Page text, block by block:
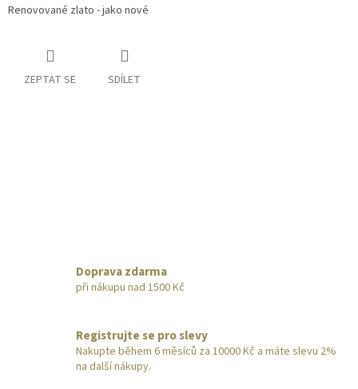
Renovované zlato - jako nové
ZEPTAT SE SDÍLET
Doprava zdarma
při nákupu nad 1500 Kč
Registrujte se pro slevy
Nakupte během 6 měsíců za 10000 Kč a máte slevu 2%
na další nákupy.